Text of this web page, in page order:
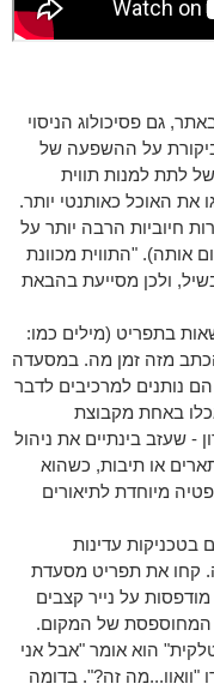
גם פסיכולוג הניסוי
על ההשפעה של
לתת למנות תווית
את האוכל כאותנטי יותר.
חיוביות הרבה יותר על
אותה). "התווית מכוונת
ולכן מסייעת בהבאת
בתפריט (מילים כמו:
מזה זמן מה. במסעדה
נותנים למרכיבים לדבר
באחת מקבוצת
- שעזב בינתיים את ניהול
תראו תארים או תיבות, כשהוא
מיוחדת לתיאורים
עדינות
קחו את תפריט מסעדת
מודפסות על נייר קצבים
של המקום.
הוא אומר "אבל אני
זה?". בדומה